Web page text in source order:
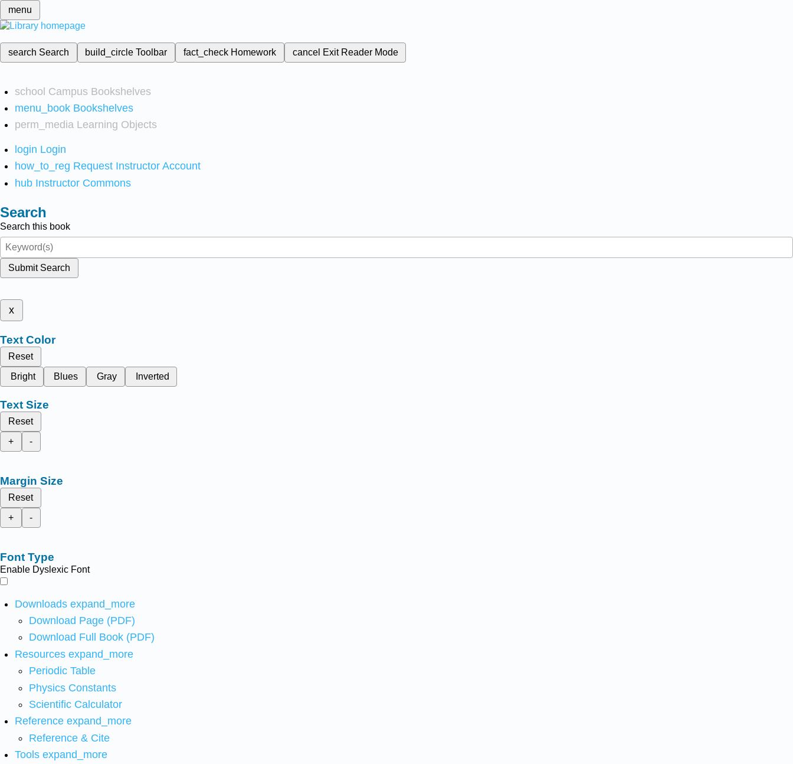
menu
search Search build_circleToolbar fact_check Homework cancel Exit Reader Mode
school Campus Bookshelves
menu_book Bookshelves
perm_media Learning Objects
login Login
how_to_reg Request Instructor Account
hub Instructor Commons
Search
Search this book
Submit Search
x
Text Color
Reset
Bright
Blues Gray Inverted
Text Size
Reset
+
-
Margin Size
Reset
+
-
Font Type
Enable Dyslexic Font
Downloads expand_more
Download Page (PDF)
Download Full Book (PDF)
Resources expand_more
Periodic Table
Physics Constants
Scientific Calculator
Reference expand_more
Reference & Cite
Tools expand_more